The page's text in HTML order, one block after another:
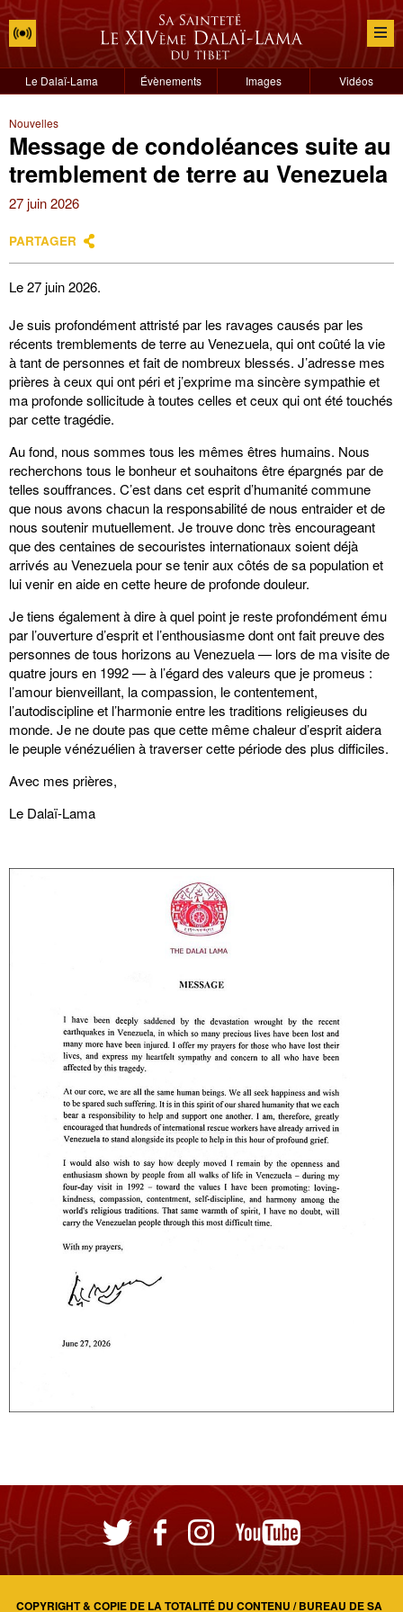
Le Dalaï-Lama Évènements Images Vidéos
Nouvelles
Message de condoléances suite au
tremblement de terre au Venezuela
27 juin 2026
PARTAGER
Le 27 juin 2026.
Je suis profondément attristé par les ravages causés par les
récents tremblements de terre au Venezuela, qui ont coûté la vie
à tant de personnes et fait de nombreux blessés. J’adresse mes
prières à ceux qui ont péri et j’exprime ma sincère sympathie et
ma profonde sollicitude à toutes celles et ceux qui ont été touchés
par cette tragédie.
Au fond, nous sommes tous les mêmes êtres humains. Nous
recherchons tous le bonheur et souhaitons être épargnés par de
telles souffrances. C’est dans cet esprit d’humanité commune
que nous avons chacun la responsabilité de nous entraider et de
nous soutenir mutuellement. Je trouve donc très encourageant
que des centaines de secouristes internationaux soient déjà
arrivés au Venezuela pour se tenir aux côtés de sa population et
lui venir en aide en cette heure de profonde douleur.
Je tiens également à dire à quel point je reste profondément ému
par l’ouverture d’esprit et l’enthousiasme dont ont fait preuve des
personnes de tous horizons au Venezuela — lors de ma visite de
quatre jours en 1992 — à l’égard des valeurs que je promeus :
l’amour bienveillant, la compassion, le contentement,
l’autodiscipline et l’harmonie entre les traditions religieuses du
monde. Je ne doute pas que cette même chaleur d’esprit aidera
le peuple vénézuélien à traverser cette période des plus difficiles.
Avec mes prières,
Le Dalaï-Lama
COPYRIGHT & COPIE DE LA TOTALITÉ DU CONTENU / BUREAU DE SA